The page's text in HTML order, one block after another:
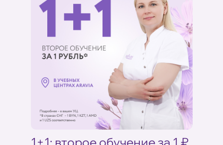
1+1: второе обучение за 1 ₽